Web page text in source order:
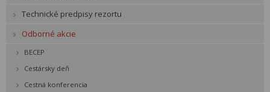
Technické predpisy rezortu
Odborné akcie
BECEP
Cestársky deň
Cestná konferencia